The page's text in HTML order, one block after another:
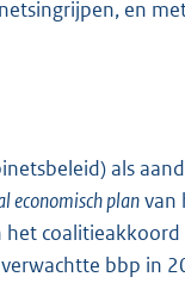
en
als
economisch planvan
coalitieakkoord
bbp in